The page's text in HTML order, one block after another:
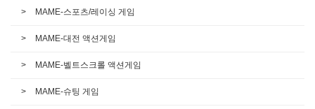
MAME-스포츠/레이싱 게임
MAME-대전 액션게임
MAME-벨트스크롤 액션게임
MAME-슈팅 게임